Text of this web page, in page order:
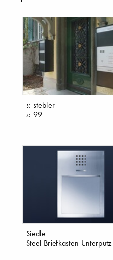
s: stebler
s: 99
Siedle
Steel Briefkasten Unterputz